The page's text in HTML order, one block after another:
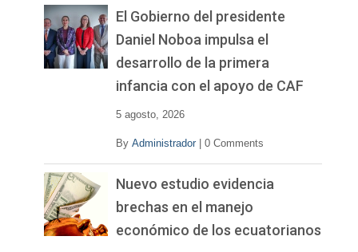
El Gobierno del presidente
Daniel Noboa impulsa el
desarrollo de la primera
infancia con el apoyo de CAF
5 agosto, 2026
By Administrador 0 Comments
Nuevo estudio evidencia
brechas en el manejo
económico de los ecuatorianos